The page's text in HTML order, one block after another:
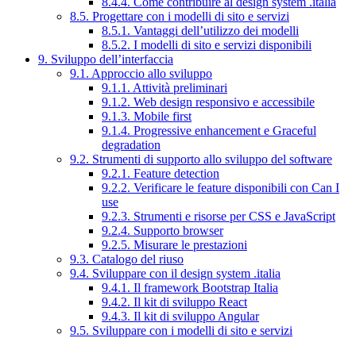
8.5. Progettare con i modelli di sito e servizi
8.5.1. Vantaggi dell’utilizzo dei modelli
8.5.2. I modelli di sito e servizi disponibili
9. Sviluppo dell’interfaccia
9.1. Approccio allo sviluppo
9.1.1. Attività preliminari
9.1.2. Web design responsivo e accessibile
9.1.3. Mobile first
9.1.4. Progressive enhancement e Graceful
degradation
9.2. Strumenti di supporto allo sviluppo del software
9.2.1. Feature detection
9.2.2. Verificare le feature disponibili con Can I
use
9.2.3. Strumenti e risorse per CSS e JavaScript
9.2.4. Supporto browser
9.2.5. Misurare le prestazioni
9.3. Catalogo del riuso
9.4. Sviluppare con il design system .italia
9.4.1. Il framework Bootstrap Italia
9.4.2. Il kit di sviluppo React
9.4.3. Il kit di sviluppo Angular
9.5. Sviluppare con i modelli di sito e servizi